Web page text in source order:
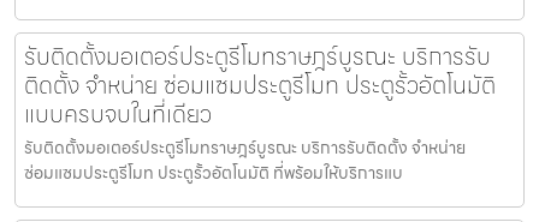
รับติดตั้งมอเตอร์ประตูรีโมทราษฎร์บูรณะ บริการรับ
ติดตั้ง จำหน่าย ซ่อมแซมประตูรีโมท ประตูรั้วอัตโนมัติ
แบบครบจบในที่เดียว
รับติดตั้งมอเตอร์ประตูรีโมทราษฎร์บูรณะ บริการรับติดตั้ง จำหน่าย
ซ่อมแซมประตูรีโมท ประตูรั้วอัตโนมัติ ที่พร้อมให้บริการแบ